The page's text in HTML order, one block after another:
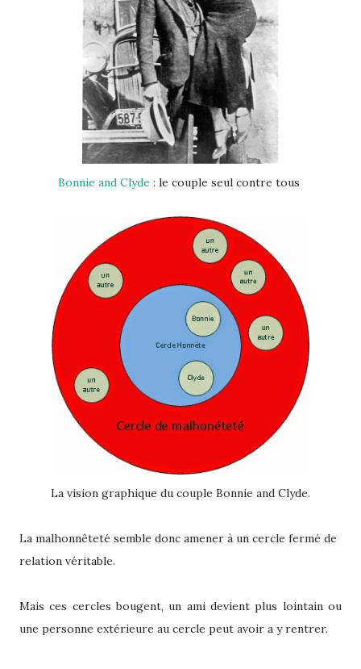
Bonnie and Clyde : le couple seul contre tous
La vision graphique du couple Bonnie and Clyde.
La malhonnêteté semble donc amener à un cercle fermé de
relation véritable.
Mais ces cercles bougent, un ami devient plus lointain ou
une personne extérieure au cercle peut avoir a y rentrer.